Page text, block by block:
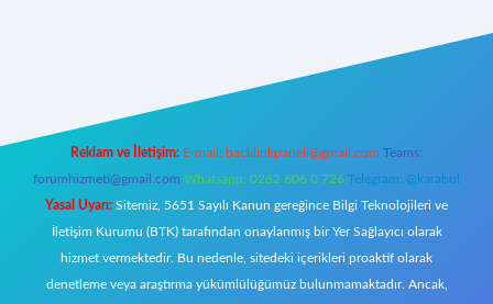
Reklam ve İletişim: E-mail: backlinkpaneli@gmail.com Teams:
forumhizmeti@gmail.com Whatsapp: 0262 606 0 726 Telegram: @karabul
Yasal Uyarı: Sitemiz, 5651 Sayılı Kanun gereğince Bilgi Teknolojileri ve
İletişim Kurumu (BTK) tarafından onaylanmış bir Yer Sağlayıcı olarak
hizmet vermektedir. Bu nedenle, sitedeki içerikleri proaktif olarak
denetleme veya araştırma yükümlülüğümüz bulunmamaktadır. Ancak,